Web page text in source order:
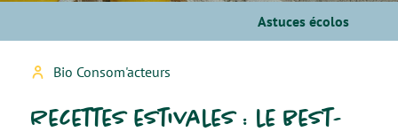
Astuces écolos
Bio Consom'acteurs
Recettes estivales : le best-